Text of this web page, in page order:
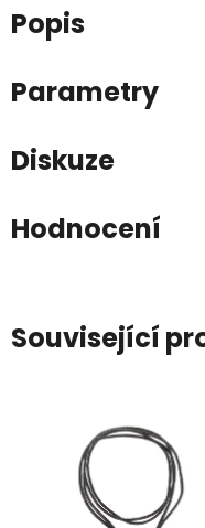
Popis
Parametry
Diskuze
Hodnocení
Související